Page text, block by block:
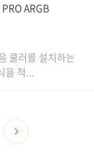
ARGB
쿨러를 설치하는
을 적...